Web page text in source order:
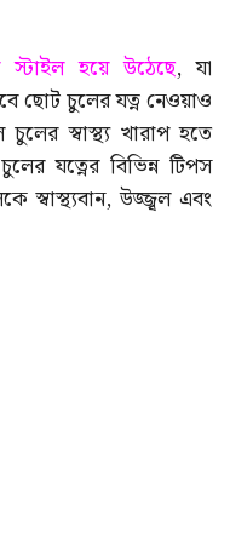
হয়ে উঠেছে, যা
ছোট চুলের যত্ন নেওয়াও
স্বাস্থ্য খারাপ হতে
যত্নের বিভিন্ন টিপস
উজ্জ্বল এবং